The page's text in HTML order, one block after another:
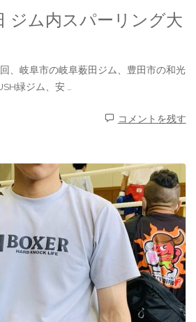
ジム内スパーリング大
、岐阜市の岐阜薮田ジム、豊田市の和光
緑ジム、安 …
コメントを残す